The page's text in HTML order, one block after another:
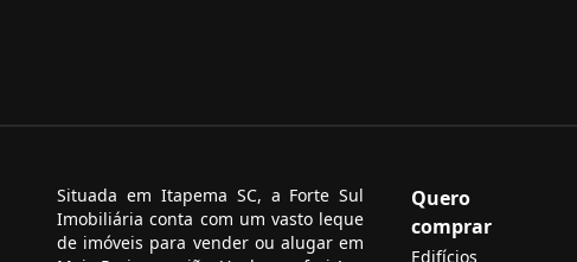
Situada em Itapema SC, a Forte Sul
Imobiliária conta com um vasto leque
de imóveis para vender ou alugar em
Quero
comprar
Edifícios